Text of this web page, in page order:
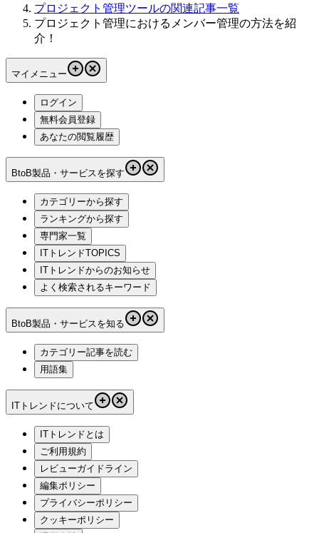
プロジェクト管理ツールの関連記事一覧
プロジェクト管理におけるメンバー管理の方法を紹
介！
マイメニュー
ログイン
無料会員登録
あなたの閲覧履歴
BtoB製品・サービスを探す
カテゴリーから探す
ランキングから探す
専門家一覧
ITトレンドTOPICS
ITトレンドからのお知らせ
よく検索されるキーワード
BtoB製品・サービスを知る
カテゴリー記事を読む
用語集
ITトレンドについて
ITトレンドとは
ご利用規約
レビューガイドライン
編集ポリシー
プライバシーポリシー
クッキーポリシー